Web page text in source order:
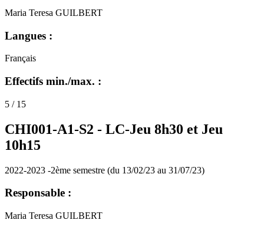
Maria Teresa GUILBERT
Langues :
Français
Effectifs min./max. :
5 / 15
CHI001-A1-S2 - LC-Jeu 8h30 et Jeu
10h15
2022-2023 -2ème semestre (du 13/02/23 au 31/07/23)
Responsable :
Maria Teresa GUILBERT